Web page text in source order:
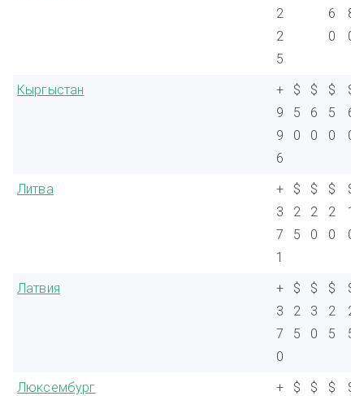
2
2
5
6
0
8
0
Кыргыстан
+
9
9
6
$
5
0
$
6
0
$
5
0
$
6
0
Литва
+
3
7
1
$
2
5
$
2
0
$
2
0
$
1
0
Латвия
+
3
7
0
$
2
5
$
3
0
$
2
5
$
2
5
Люксембург
+
$
$
$
$